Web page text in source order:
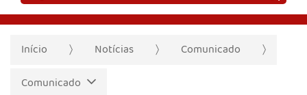
Início Notícias
Comunicado
Comunicado